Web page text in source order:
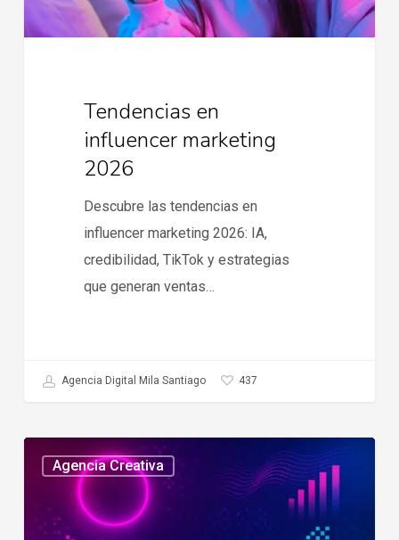
Tendencias en
influencer marketing
2026
Descubre las tendencias en
influencer marketing 2026: IA,
credibilidad, TikTok y estrategias
que generan ventas…
Agencia Digital Mila Santiago 437
Agencia Creativa
Tendencias
creatividad
digital